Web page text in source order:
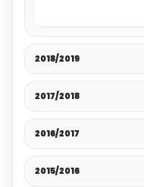
2018/2019
2017/2018
2016/2017
2015/2016